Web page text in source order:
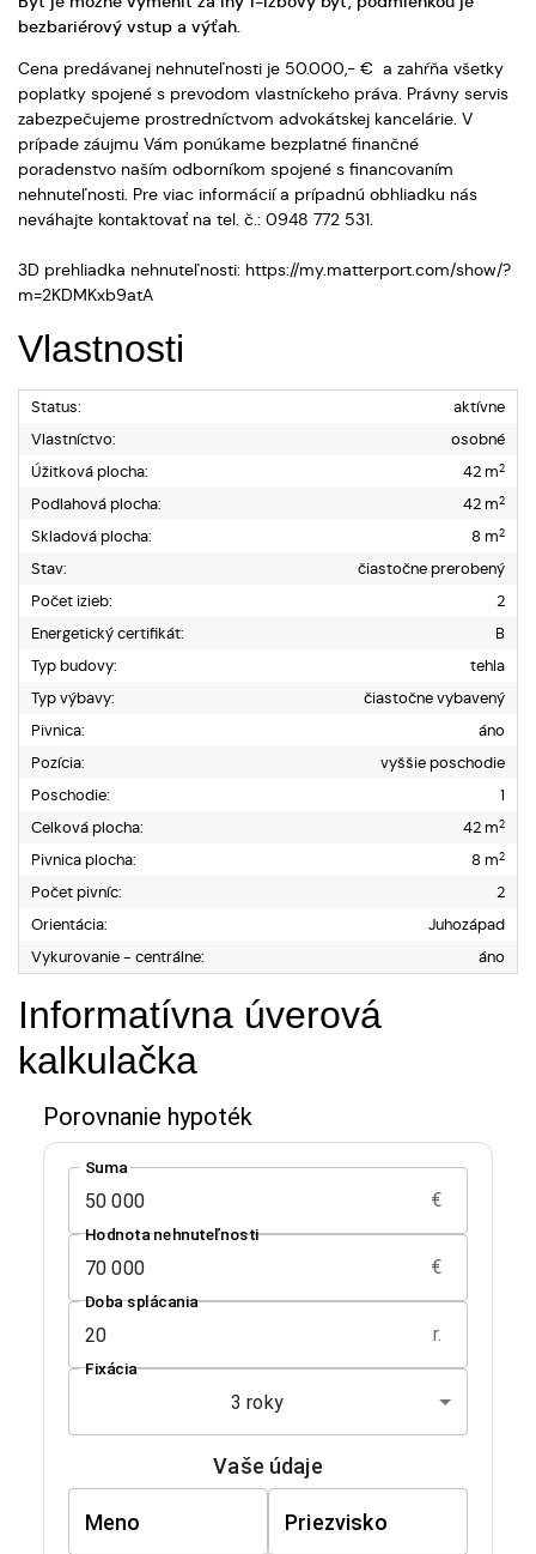
bezbariérový vstup a výťah.
Cena predávanej nehnuteľnosti je 50.000,- € a zahŕňa všetky
poplatky spojené s prevodom vlastníckeho práva. Právny servis
zabezpečujeme prostredníctvom advokátskej kancelárie. V
prípade záujmu Vám ponúkame bezplatné finančné
poradenstvo naším odborníkom spojené s financovaním
nehnuteľnosti. Pre viac informácií a prípadnú obhliadku nás
neváhajte kontaktovať na tel. č.: 0948 772 531.
3D prehliadka nehnuteľnosti: https://my.matterport.com/show/?
m=2KDMKxb9atA
Vlastnosti
Status:
aktívne
Vlastníctvo:
osobné
Úžitková plocha:
42 m2
Podlahová plocha: 42 m2
Skladová plocha: 8 m2
Stav:
čiastočne prerobený
Počet izieb:
2
Energetický certifikát:
B
Typ budovy:
tehla
Typ výbavy:
čiastočne vybavený
Pivnica:
áno
Pozícia:
vyššie poschodie
Poschodie:
1
Celková plocha:
42 m2
Pivnica plocha: 8 m2
Počet pivníc:
2
Orientácia:
Juhozápad
Vykurovanie - centrálne:
áno
Informatívna úverová
kalkulačka